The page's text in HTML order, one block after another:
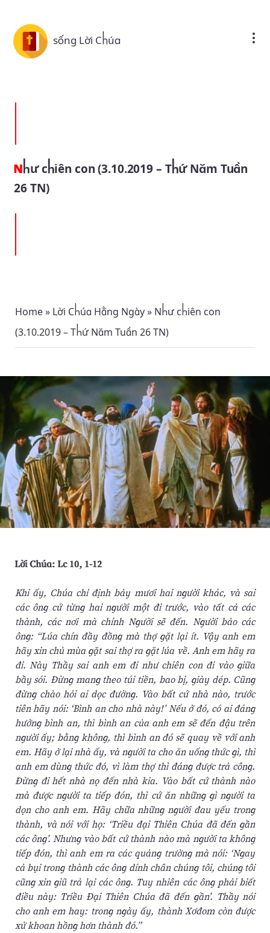
sống Lời Chúa
Như chiên con (3.10.2019 – Thứ Năm Tuần
26 TN)
Home» Lời Chúa Hằng Ngày» Như chiên con
(3.10.2019 – Thứ Năm Tuần 26 TN)
Lời Chúa: Lc 10, 1-12
Khi ấy, Chúa chỉ định bảy mươi hai người khác, và sai
các ông cứ từng hai người một đi trước, vào tất cả các
thành, các nơi mà chính Người sẽ đến. Người bảo các
ông: “Lúa chín đầy đồng mà thợ gặt lại ít. Vậy anh em
hãy xin chủ mùa gặt sai thợ ra gặt lúa về. Anh em hãy ra
đi. Này Thầy sai anh em đi như chiên con đi vào giữa
bầy sói. Ðừng mang theo túi tiền, bao bị, giày dép. Cũng
đừng chào hỏi ai dọc đường. Vào bất cứ nhà nào, trước
tiên hãy nói: ‘Bình an cho nhà này!’ Nếu ở đó, có ai đáng
hưởng bình an, thì bình an của anh em sẽ đến đậu trên
người ấy; bằng không, thì bình an đó sẽ quay về với anh
em. Hãy ở lại nhà ấy, và người ta cho ăn uống thức gì, thì
anh em dùng thức đó, vì làm thợ thì đáng được trả công.
Ðừng đi hết nhà nọ đến nhà kia. Vào bất cứ thành nào
mà được người ta tiếp đón, thì cứ ăn những gì người ta
dọn cho anh em. Hãy chữa những người đau yếu trong
thành, và nói với họ: ‘Triều đại Thiên Chúa đã đến gần
các ông’. Nhưng vào bất cứ thành nào mà người ta không
tiếp đón, thì anh em ra các quảng trường mà nói: ‘Ngay
cả bụi trong thành các ông dính chân chúng tôi, chúng tôi
cũng xin giũ trả lại các ông. Tuy nhiên các ông phải biết
điều này: Triều Ðại Thiên Chúa đã đến gần’. Thầy nói
cho anh em hay: trong ngày ấy, thành Xơđom còn được
xử khoan hồng hơn thành đó.”